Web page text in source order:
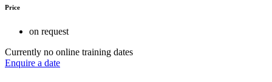
Price
on request
Currently no online training dates
Enquire a date